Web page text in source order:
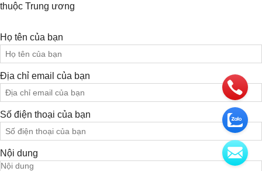
thuộc Trung ương
Họ tên của bạn
Địa chỉ email của bạn
Số điện thoại của bạn
Nội dung